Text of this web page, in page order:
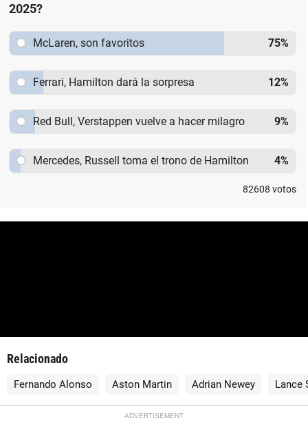
2025?
McLaren, son favoritos 75%
Ferrari, Hamilton dará la sorpresa 12%
Red Bull, Verstappen vuelve a hacer milagro 9%
Mercedes, Russell toma el trono de Hamilton 4%
82608 votos
Relacionado
Fernando Alonso Aston Martin Adrian Newey Lance
ADVERTISEMENT